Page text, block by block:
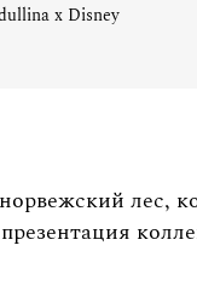
x Disney
лес,